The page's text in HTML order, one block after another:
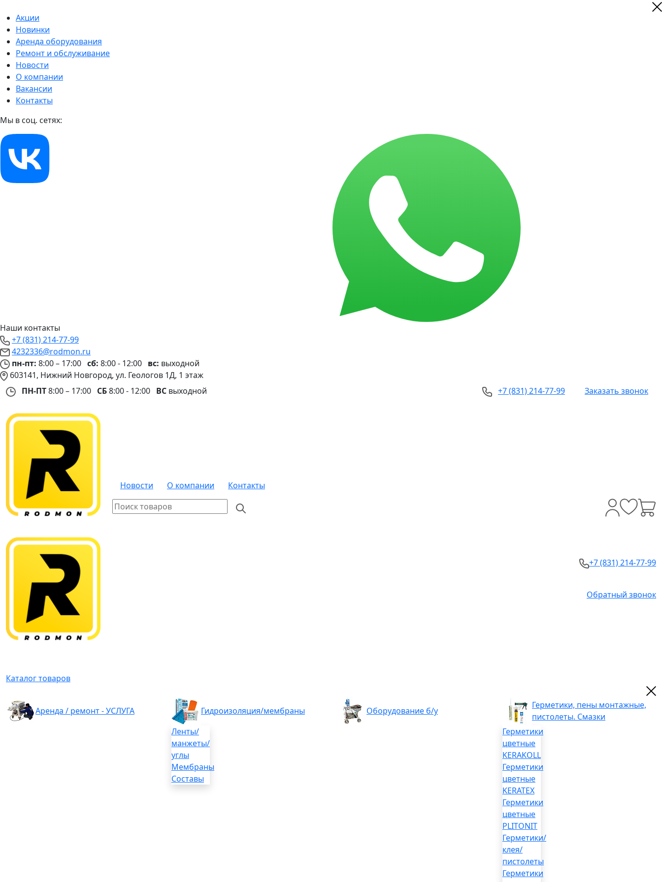
Акции
Новинки
Аренда оборудования
Ремонт и обслуживание
Новости
О компании
Вакансии
Контакты
Мы в соц. сетях:
Наши контакты
+7 (831) 214-77-99
4232336@rodmon.ru
пн-пт: 8:00 – 17:00 сб: 8:00 - 12:00 вс: выходной
603141, Нижний Новгород, ул. Геологов 1Д, 1 этаж
ПН-ПТ8:00 – 17:00 СБ8:00 - 12:00 ВС выходной +7 (831) 214-77-99 Заказать звонок
Новости О компании Контакты
+7 (831) 214-77-99
Обратный звонок
Каталог товаров
Аренда / ремонт - УСЛУГА
Гидроизоляция/мембраны
Ленты/
манжеты/
углы
Мембраны
Составы
Оборудование б/у
Герметики, пены монтажные,
пистолеты. Смазки
Герметики
цветные
KERAKOLL
Герметики
цветные
KERATEX
Герметики
цветные
PLITONIT
Герметики/
клея/
пистолеты
Герметики